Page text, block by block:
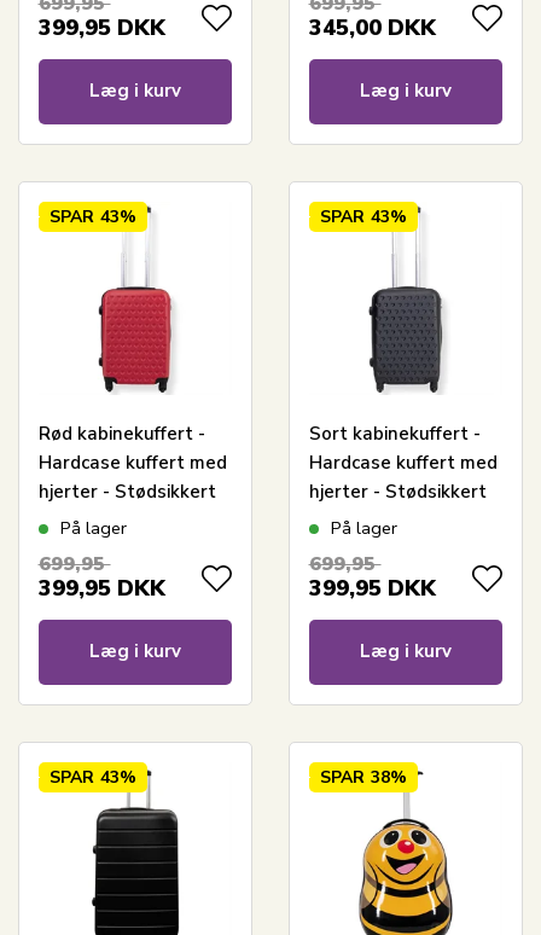
Rejsekuffert
399,95 DKK
Læg i kurv
Rejsekuffert
345,00 DKK
Læg i kurv
SPAR 43%
Rød kabinekuffert -
Hardcase kuffert med
hjerter - Stødsikkert
polypropylen -
På lager
699,95
399,95 DKK
Læg i kurv
SPAR 43%
Sort kabinekuffert -
Hardcase kuffert med
hjerter - Stødsikkert
polypropylen -
På lager
699,95
399,95 DKK
Læg i kurv
SPAR 43% SPAR 38%